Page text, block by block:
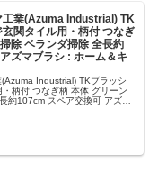
業(Azuma Industrial) TK
関タイル用・柄付 つなぎ
除 ベランダ掃除 全長約
ズマブラシ : ホーム＆キ
Industrial) TKブラッシ
柄付 つなぎ柄 本体 グリーン
約107cm スペア交換可 アズマ